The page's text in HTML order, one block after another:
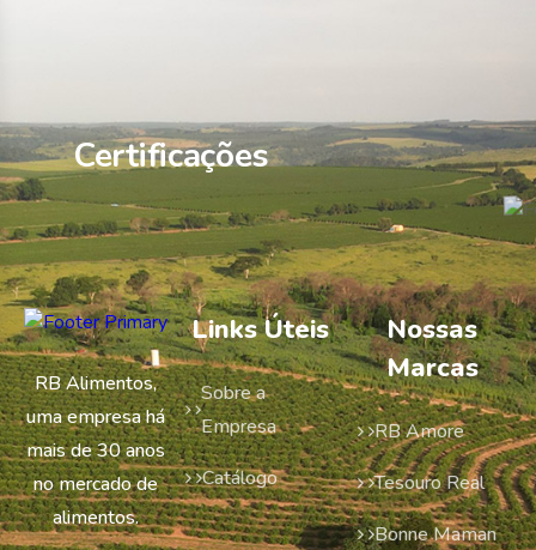
RB Alimentos,
uma empresa há
mais de 30 anos
no mercado de
alimentos.
Links Úteis
Sobre a
Empresa
Catálogo
Nossas
Marcas
RB Amore
Tesouro Real
Bonne Maman
Certificações